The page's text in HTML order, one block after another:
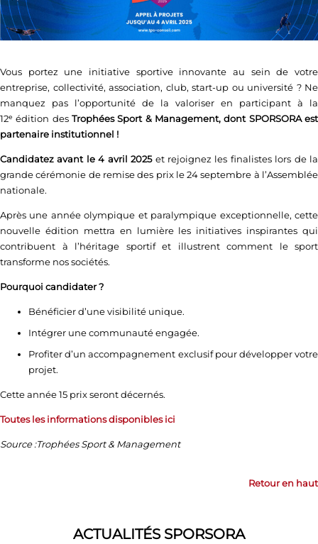
Vous portez une initiative sportive innovante au sein de votre
entreprise, collectivité, association, club, start-up ou université ? Ne
manquez pas l’opportunité de la valoriser en participant à la
12ᵉ édition des Trophées Sport & Management, dont SPORSORA est
partenaire institutionnel !
Candidatez avant le 4 avril 2025et rejoignez les finalistes lors de la
grande cérémonie de remise des prix le 24 septembre à l’Assemblée
nationale.
Après une année olympique et paralympique exceptionnelle, cette
nouvelle édition mettra en lumière les initiatives inspirantes qui
contribuent à l’héritage sportif et illustrent comment le sport
transforme nos sociétés.
Pourquoi candidater ?
Bénéficier d’une visibilité unique.
Intégrer une communauté engagée.
Profiter d’un accompagnement exclusif pour développer votre
projet.
Cette année 15 prix seront décernés.
Toutes les informations disponibles ici
Source :Trophées Sport & Management
Retour en haut
ACTUALITÉS SPORSORA